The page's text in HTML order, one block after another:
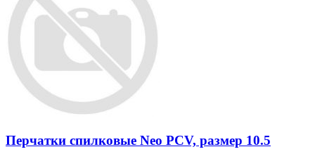
Перчатки спилковые Neo PCV, размер 10.5